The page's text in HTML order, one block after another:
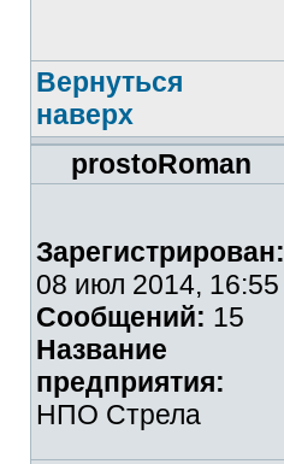
Вернуться
наверх
prostoRoman
Зарегистрирован:
08 июл 2014, 16:55
Сообщений: 15
Название
предприятия:
НПО Стрела